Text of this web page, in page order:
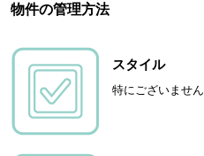
物件の管理方法
スタイル
特にございません